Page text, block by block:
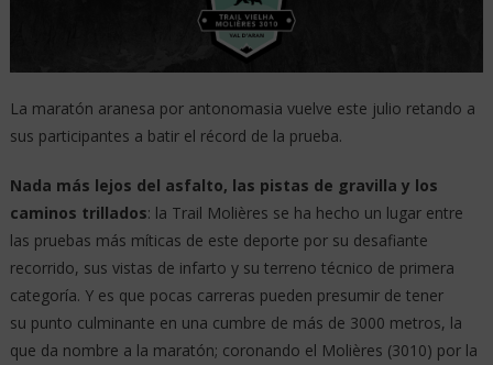
La maratón aranesa por antonomasia vuelve este julio retando a
sus participantes a batir el récord de la prueba.
Nada más lejos del asfalto, las pistas de gravilla y los
caminos trillados: la Trail Molières se ha hecho un lugar entre
las pruebas más míticas de este deporte por su desafiante
recorrido, sus vistas de infarto y su terreno técnico de primera
categoría. Y es que pocas carreras pueden presumir de tener
su punto culminante en una cumbre de más de 3000 metros, la
que da nombre a la maratón; coronando el Molières (3010) por la